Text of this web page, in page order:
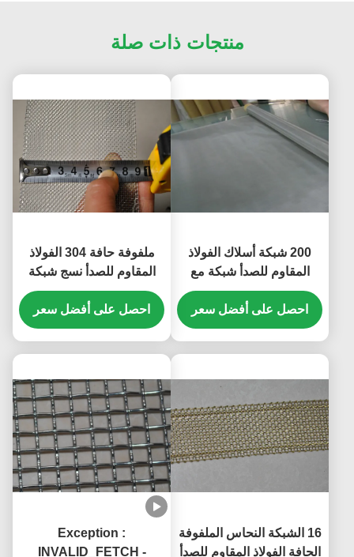
منتجات ذات صلة
200 شبكة أسلاك الفولاذ
المقاوم للصدأ شبكة مع
استخدام الأسلاك المنسوجة
الصناعة الكيميائية
احصل على أفضل سعر
ملفوفة حافة 304 الفولاذ
المقاوم للصدأ نسج شبكة
سلكية 16 شبكة 90MM
العرض
احصل على أفضل سعر
16 الشبكة النحاس الملفوفة
الحافة الفولاذ المقاوم للصدأ
Exception :
INVALID_FETCH -